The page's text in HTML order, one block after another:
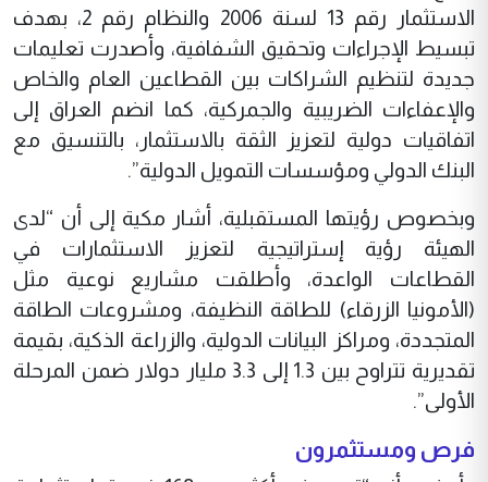
الاستثمار رقم 13 لسنة 2006 والنظام رقم 2، بهدف
تبسيط الإجراءات وتحقيق الشفافية، وأصدرت تعليمات
جديدة لتنظيم الشراكات بين القطاعين العام والخاص
والإعفاءات الضريبية والجمركية، كما انضم العراق إلى
اتفاقيات دولية لتعزيز الثقة بالاستثمار، بالتنسيق مع
البنك الدولي ومؤسسات التمويل الدولية”.
وبخصوص رؤيتها المستقبلية، أشار مكية إلى أن “لدى
الهيئة رؤية إستراتيجية لتعزيز الاستثمارات في
القطاعات الواعدة، وأطلقت مشاريع نوعية مثل
(الأمونيا الزرقاء) للطاقة النظيفة، ومشروعات الطاقة
المتجددة، ومراكز البيانات الدولية، والزراعة الذكية، بقيمة
تقديرية تتراوح بين 1.3 إلى 3.3 مليار دولار ضمن المرحلة
الأولى”.
فرص ومستثمرون